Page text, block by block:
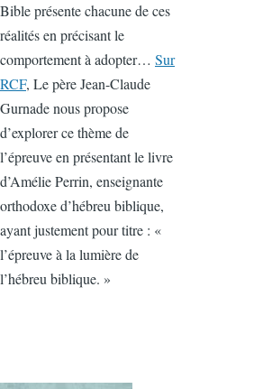
Bible présente chacune de ces
réalités en précisant le
comportement à adopter… Sur
RCF, Le père Jean-Claude
Gurnade nous propose
d’explorer ce thème de
l’épreuve en présentant le livre
d’Amélie Perrin, enseignante
orthodoxe d’hébreu biblique,
ayant justement pour titre : «
l’épreuve à la lumière de
l’hébreu biblique. »